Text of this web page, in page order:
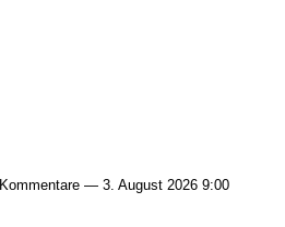
Kommentare — 3. August 2026 9:00